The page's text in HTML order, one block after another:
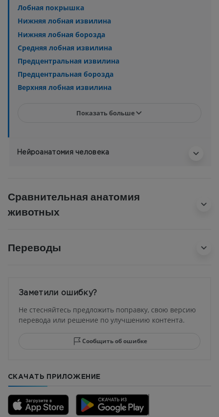
Лобная покрышка
Нижняя лобная извилина
Нижняя лобная борозда
Средняя лобная извилина
Предцентральная извилина
Предцентральная борозда
Верхняя лобная извилина
Показать больше
Нейроанатомия человека
Сравнительная анатомия
животных
Переводы
Заметили ошибку?
Не стесняйтесь предложить поправку, свою версию
перевода или решение по улучшению контента.
Сообщить об ошибке
СКАЧАТЬ ПРИЛОЖЕНИЕ